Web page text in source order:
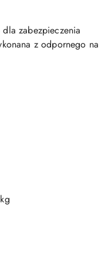
zabezpieczenia
z odpornego na